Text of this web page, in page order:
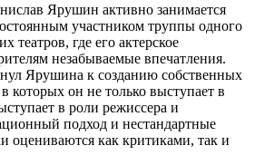
Ярушин активно занимается
участником труппы одного
театров, где его актерское
незабываемые впечатления.
Ярушина к созданию собственных
которых он не только выступает в
в роли режиссера и
подход и нестандартные
оцениваются как критиками, так и